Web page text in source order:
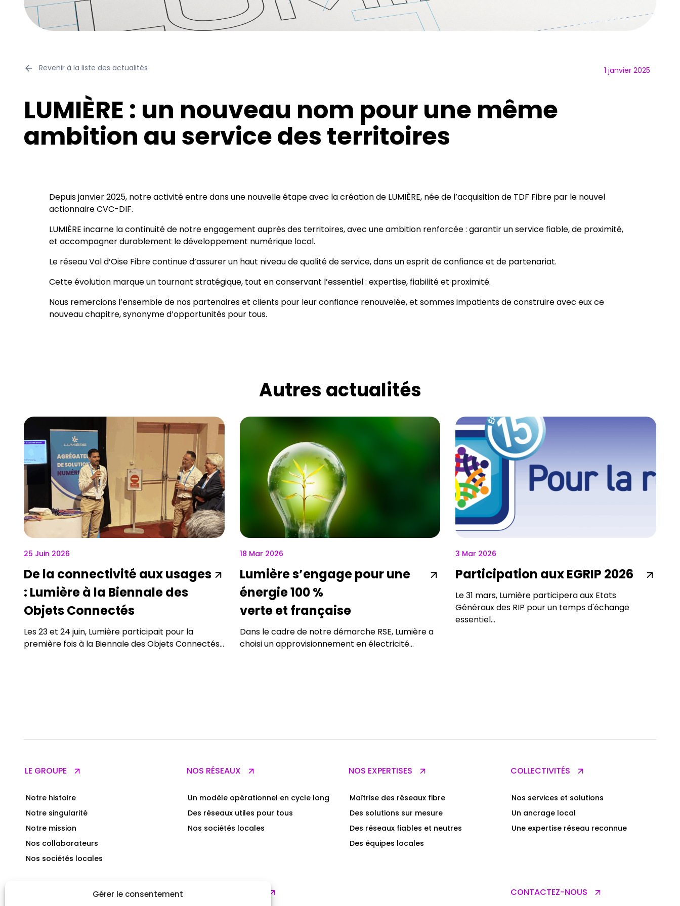
Gérer le consentement
Revenir à la liste des actualités 1 janvier 2025
LUMIÈRE : un nouveau nom pour une même
ambition au service des territoires
Depuis janvier 2025, notre activité entre dans une nouvelle étape avec la création de LUMIÈRE, née de l’acquisition de TDF Fibre par le nouvel
actionnaire CVC-DIF.
LUMIÈRE incarne la continuité de notre engagement auprès des territoires, avec une ambition renforcée : garantir un service fiable, de proximité,
et accompagner durablement le développement numérique local.
Le réseau Val d’Oise Fibre continue d’assurer un haut niveau de qualité de service, dans un esprit de confiance et de partenariat.
Cette évolution marque un tournant stratégique, tout en conservant l’essentiel : expertise, fiabilité et proximité.
Nous remercions l’ensemble de nos partenaires et clients pour leur confiance renouvelée, et sommes impatients de construire avec eux ce
nouveau chapitre, synonyme d’opportunités pour tous.
Autres actualités
25 Juin 2026
De la connectivité aux usages
: Lumière à la Biennale des
Objets Connectés
Les 23 et 24 juin, Lumière participait pour la
première fois à la Biennale des Objets Connectés...
18 Mar 2026
Lumière s’engage pour une
énergie 100 %
verte et française
Dans le cadre de notre démarche RSE, Lumière a
choisi un approvisionnement en électricité...
3 Mar 2026
Participation aux EGRIP 2026
Le 31 mars, Lumière participera aux Etats
Généraux des RIP pour un temps d'échange
essentiel...
LE GROUPE
Notre histoire
Notre singularité
Notre mission
Nos collaborateurs
Nos sociétés locales
NOS RÉSEAUX
Un modèle opérationnel en cycle long
Des réseaux utiles pour tous
Nos sociétés locales
NOS EXPERTISES
Maîtrise des réseaux fibre
Des solutions sur mesure
Des réseaux fiables et neutres
Des équipes locales
COLLECTIVITÉS
Nos services et solutions
Un ancrage local
Une expertise réseau reconnue
CONTACTEZ-NOUS